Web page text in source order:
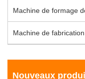
Machine de formage
Machine de
Nouveaux